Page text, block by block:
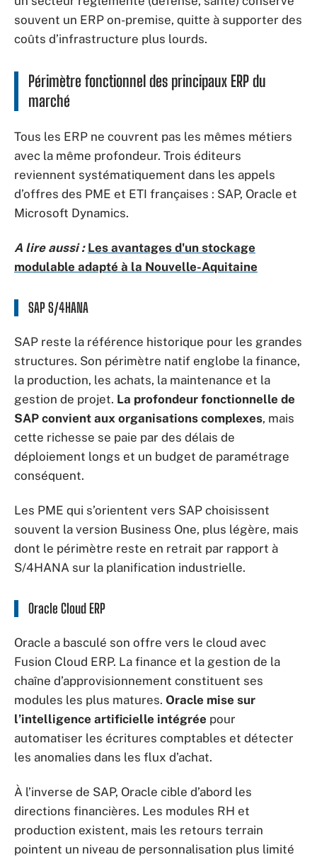
souvent un ERP on-premise, quitte à supporter des
coûts d’infrastructure plus lourds.
Périmètre fonctionnel des principaux ERP du
marché
Tous les ERP ne couvrent pas les mêmes métiers
avec la même profondeur. Trois éditeurs
reviennent systématiquement dans les appels
d’offres des PME et ETI françaises : SAP, Oracle et
Microsoft Dynamics.
A lire aussi : Les avantages d'un stockage
modulable adapté à la Nouvelle-Aquitaine
SAP S/4HANA
SAP reste la référence historique pour les grandes
structures. Son périmètre natif englobe la finance,
la production, les achats, la maintenance et la
gestion de projet. La profondeur fonctionnelle de
SAP convient aux organisations complexes, mais
cette richesse se paie par des délais de
déploiement longs et un budget de paramétrage
conséquent.
Les PME qui s’orientent vers SAP choisissent
souvent la version Business One, plus légère, mais
dont le périmètre reste en retrait par rapport à
S/4HANA sur la planification industrielle.
Oracle Cloud ERP
Oracle a basculé son offre vers le cloud avec
Fusion Cloud ERP. La finance et la gestion de la
chaîne d’approvisionnement constituent ses
modules les plus matures. Oracle mise sur
l’intelligence artificielle intégrée pour
automatiser les écritures comptables et détecter
les anomalies dans les flux d’achat.
À l’inverse de SAP, Oracle cible d’abord les
directions financières. Les modules RH et
production existent, mais les retours terrain
pointent un niveau de personnalisation plus limité